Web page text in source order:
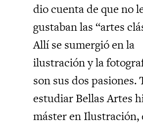
dio cuenta de que no
gustaban las “artes
Allí se sumergió en la
ilustración y la
son sus dos pasiones.
estudiar Bellas Artes
máster en Ilustración,